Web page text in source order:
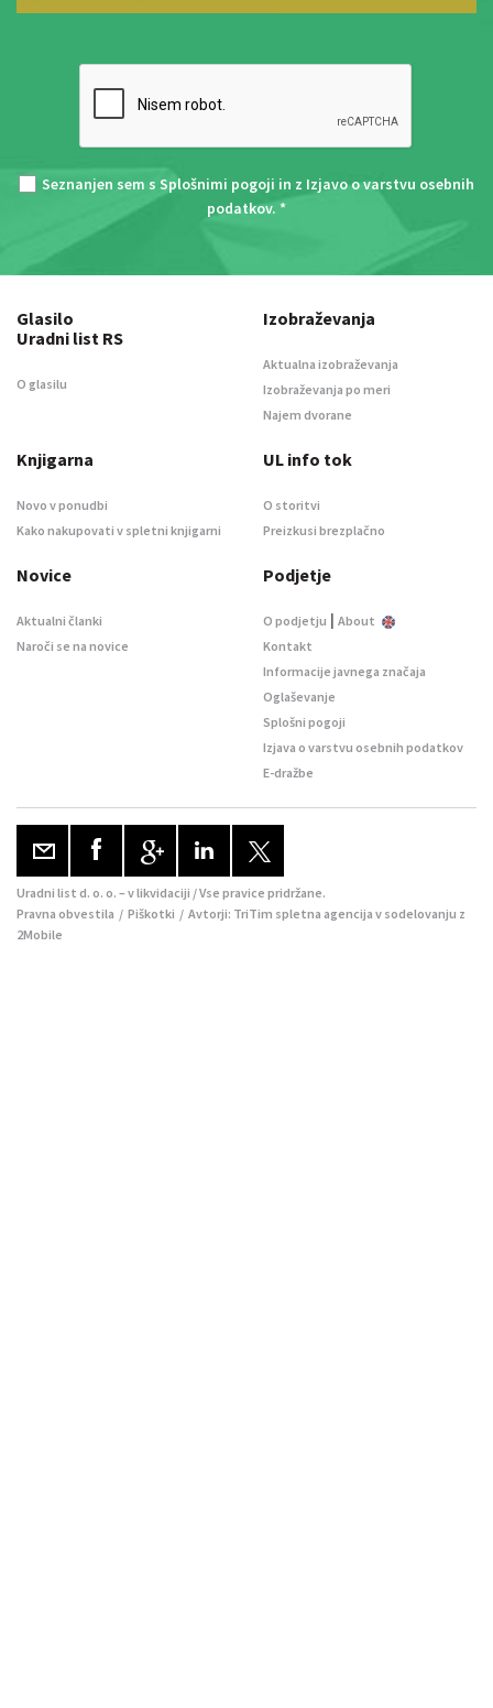
Seznanjen sem s Splošnimi pogoji in z Izjavo o varstvu osebnih
podatkov. *
Glasilo
Uradni list RS
O glasilu
Izobraževanja
Aktualna izobraževanja
Izobraževanja po meri
Najem dvorane
Knjigarna
Novo v ponudbi
Kako nakupovati v spletni knjigarni
UL info tok
O storitvi
Preizkusi brezplačno
Novice
Aktualni članki
Naroči se na novice
Podjetje
O podjetju | About
Kontakt
Informacije javnega značaja
Oglaševanje
Splošni pogoji
Izjava o varstvu osebnih podatkov
E-dražbe
Uradni list d. o. o. – v likvidaciji / Vse pravice pridržane.
Pravna obvestila / Piškotki / Avtorji: TriTim spletna agencija v sodelovanju z
2Mobile